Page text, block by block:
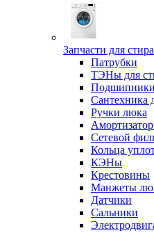
Запчасти для
Патрубки
ТЭНы для
Подшипники
Сантехника
Ручки люка
Сетевой
Кольца
КЭНы
Крестовины
Манжеты
Датчики
Сальники